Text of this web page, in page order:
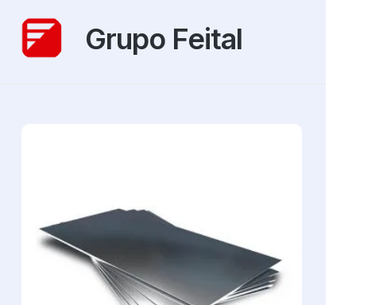
Grupo Feital